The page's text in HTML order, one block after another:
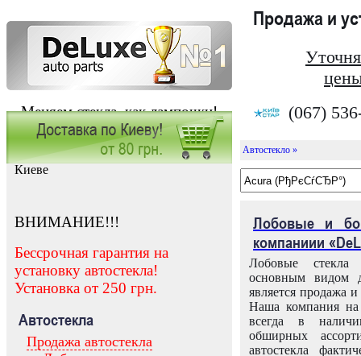
Меняем стекла, как лампочки!
Продажа и
(067)
Заказать установку автостекла в
Киеве
ВНИМАНИЕ!!!
Бессрочная гарантия на
установку автостекла!
Установка от 250 грн.
Автостекла
Продажа автостекла
Автостекло »
Лобовые и
компаниии
Лобовые
основным видом
является продажа и
Наша компания на
всегда в
обширных
автостекла